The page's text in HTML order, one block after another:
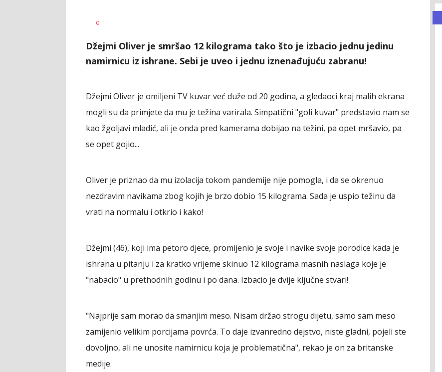
AUTOR
0
Džejmi Oliver je smršao 12 kilograma tako što je izbacio jednu jedinu
namirnicu iz ishrane. Sebi je uveo i jednu iznenađujuću zabranu!
Džejmi Oliver je omiljeni TV kuvar već duže od 20 godina, a gledaoci kraj malih ekrana
mogli su da primjete da mu je težina varirala. Simpatični "goli kuvar" predstavio nam se
kao žgoljavi mladić, ali je onda pred kamerama dobijao na težini, pa opet mršavio, pa
se opet gojio...
Oliver je priznao da mu izolacija tokom pandemije nije pomogla, i da se okrenuo
nezdravim navikama zbog kojih je brzo dobio 15 kilograma. Sada je uspio težinu da
vrati na normalu i otkrio i kako!
Džejmi (46), koji ima petoro djece, promijenio je svoje i navike svoje porodice kada je
ishrana u pitanju i za kratko vrijeme skinuo 12 kilograma masnih naslaga koje je
"nabacio" u prethodnih godinu i po dana. Izbacio je dvije ključne stvari!
"Najprije sam morao da smanjim meso. Nisam držao strogu dijetu, samo sam meso
zamijenio velikim porcijama povrća. To daje izvanredno dejstvo, niste gladni, pojeli ste
dovoljno, ali ne unosite namirnicu koja je problematična", rekao je on za britanske
medije.